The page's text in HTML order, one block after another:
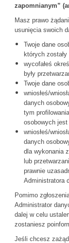
zapomnianym”
Masz prawo
usunięcia swoich
Twoje dane
których
wycofałeś
były
Twoje dane
wniosłeś/
danych
tym
osobowych
wniosłeś/
danych
dla wykonania
lub
prawnie
Administratora
Pomimo
Administrator
dalej w celu
zostaniesz
Jeśli chcesz